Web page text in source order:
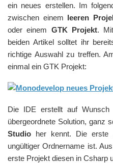
ein neues erstellen. Im
zwischen einem leeren
oder einem GTK Projekt.
beiden Artikel solltet ihr
richtige Auswahl zu treffen.
einmal ein GTK Projekt:
Die IDE erstellt auf
übergeordnete Solution, ganz
Studio her kennt. Die erste
ungültiger Ordnername ist.
erste Projekt diesen in Csharp